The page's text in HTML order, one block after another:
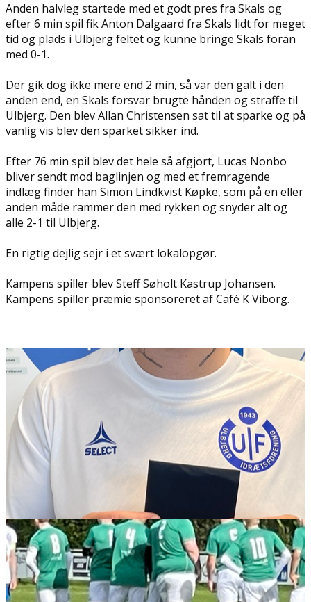
Anden halvleg startede med et godt pres fra Skals og
efter 6 min spil fik Anton Dalgaard fra Skals lidt for meget
tid og plads i Ulbjerg feltet og kunne bringe Skals foran
med 0-1.
Der gik dog ikke mere end 2 min, så var den galt i den
anden end, en Skals forsvar brugte hånden og straffe til
Ulbjerg. Den blev Allan Christensen sat til at sparke og på
vanlig vis blev den sparket sikker ind.
Efter 76 min spil blev det hele så afgjort, Lucas Nonbo
bliver sendt mod baglinjen og med et fremragende
indlæg finder han Simon Lindkvist Køpke, som på en eller
anden måde rammer den med rykken og snyder alt og
alle 2-1 til Ulbjerg.
En rigtig dejlig sejr i et svært lokalopgør.
Kampens spiller blev Steff Søholt Kastrup Johansen.
Kampens spiller præmie sponsoreret af Café K Viborg.